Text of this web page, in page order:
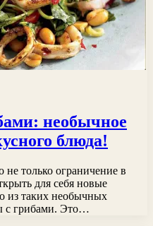
необычное
блюда!
только ограничение в
для себя новые
из таких необычных
с грибами. Это…